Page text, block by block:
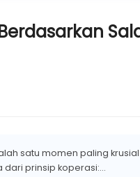
satu momen paling
dari prinsip koperasi:...